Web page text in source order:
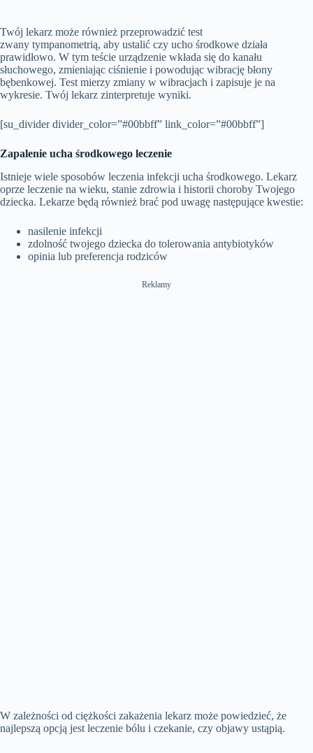
Twój lekarz może również przeprowadzić test
zwany tympanometrią, aby ustalić czy ucho środkowe działa
prawidłowo. W tym teście urządzenie wkłada się do kanału
słuchowego, zmieniając ciśnienie i powodując wibrację błony
bębenkowej. Test mierzy zmiany w wibracjach i zapisuje je na
wykresie. Twój lekarz zinterpretuje wyniki.
[su_divider divider_color=”#00bbff” link_color=”#00bbff”]
Zapalenie ucha środkowego leczenie
Istnieje wiele sposobów leczenia infekcji ucha środkowego. Lekarz
oprze leczenie na wieku, stanie zdrowia i historii choroby Twojego
dziecka. Lekarze będą również brać pod uwagę następujące kwestie:
nasilenie infekcji
zdolność twojego dziecka do tolerowania antybiotyków
opinia lub preferencja rodziców
Reklamy
W zależności od ciężkości zakażenia lekarz może powiedzieć, że
najlepszą opcją jest leczenie bólu i czekanie, czy objawy ustąpią.